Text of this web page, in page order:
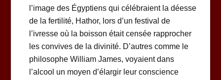
l’image des Égyptiens qui célébraient la déesse
de la fertilité, Hathor, lors d’un festival de
l’ivresse où la boisson était censée rapprocher
les convives de la divinité. D’autres comme le
philosophe William James, voyaient dans
l’alcool un moyen d’élargir leur conscience